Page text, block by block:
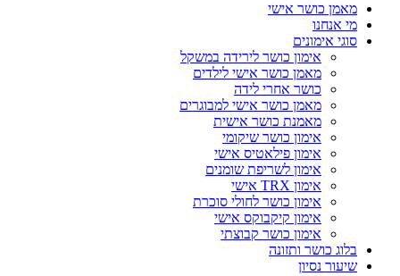
מאמן כושר אישי
מי אנחנו
סוגי אימונים
אימון כושר לירידה במשקל
מאמן כושר אישי לילדים
כושר אחרי לידה
מאמן כושר אישי למבוגרים
מאמנת כושר אישית
אימון כושר שיקומי
אימון פילאטיס אישי
אימון לשריפת שומנים
אימון TRX אישי
אימון כושר לחולי סוכרת
אימון קיקבוקס אישי
אימון כושר קבוצתי
בלוג כושר ותזונה
שיעור נסיון